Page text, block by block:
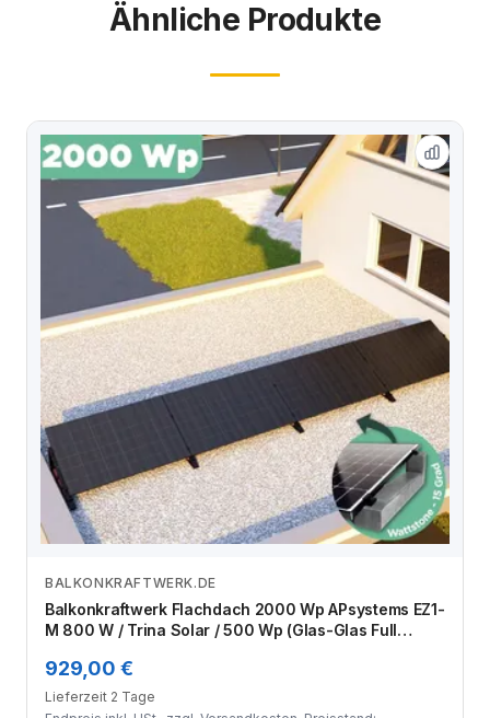
Ähnliche Produkte
Zum Angebot
BALKONKRAFTWERK.DE
Balkonkraftwerk Flachdach 2000 Wp APsystems EZ1-
M 800 W / Trina Solar / 500 Wp (Glas-Glas Full
quer / 4 Module
929,00 €
Lieferzeit 2 Tage